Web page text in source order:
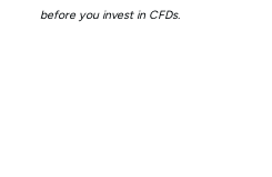
before you invest in CFDs.